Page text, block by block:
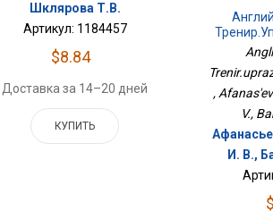
Шклярова Т.В.
Артикул: 1184457
$8.84
Доставка за 14–20 дней
КУПИТЬ
,
V.,
И. В.,